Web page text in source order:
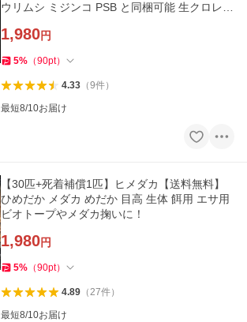
ウリムシ ミジンコ PSB と同梱可能 生クロレラ
1,980円
5% （90pt）
4.33（9件）
最短8/10お届け
【30匹+死着補償1匹】ヒメダカ【送料無料】
ひめだか メダカ めだか 目高 生体 餌用 エサ用
ビオトープやメダカ掬いに！
1,980円
5% （90pt）
4.89（27件）
最短8/10お届け